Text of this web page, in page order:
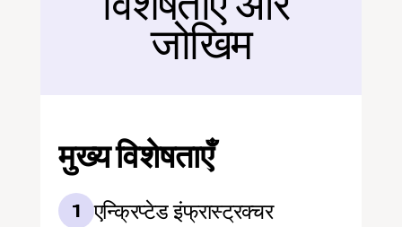
जोखिम
मुख्य विशेषताएँ
1 एन्क्रिप्टेड इंफ्रास्ट्रक्चर